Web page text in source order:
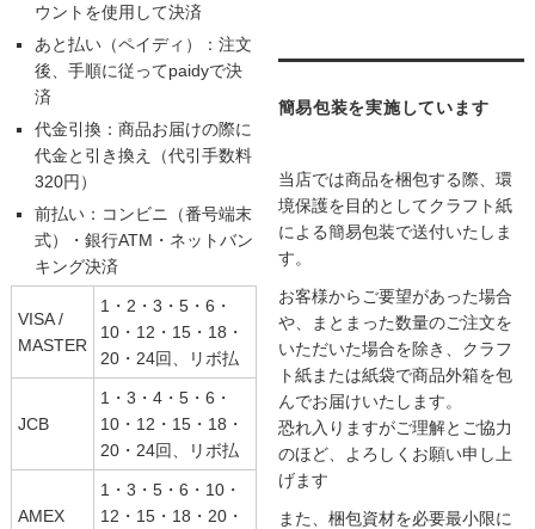
ウントを使用して決済
あと払い（ペイディ）：注文
後、手順に従ってpaidyで決
済
代金引換：商品お届けの際に
代金と引き換え（代引手数料
320円）
前払い：コンビニ（番号端末
式）・銀行ATM・ネットバン
キング決済
VISA /
MASTER
1・2・3・5・6・
10・12・15・18・
20・24回、リボ払
JCB
1・3・4・5・6・
10・12・15・18・
20・24回、リボ払
AMEX
1・3・5・6・10・
12・15・18・20・
簡易包装を実施しています
当店では商品を梱包する際、環
境保護を目的としてクラフト紙
による簡易包装で送付いたしま
す。
お客様からご要望があった場合
や、まとまった数量のご注文を
いただいた場合を除き、クラフ
ト紙または紙袋で商品外箱を包
んでお届けいたします。
恐れ入りますがご理解とご協力
のほど、よろしくお願い申し上
げます
また、梱包資材を必要最小限に